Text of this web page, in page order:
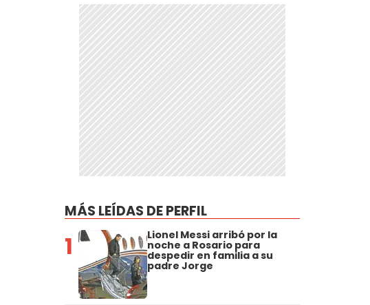
MÁS LEÍDAS DE PERFIL
1 Lionel Messi arribó por la
noche a Rosario para
despedir en familia a su
padre Jorge